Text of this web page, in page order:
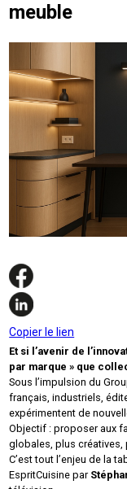
meuble
Copier le lien
Et si l’avenir de
par marque » que
Sous l’impulsion du
français, industriels,
expérimentent de
Objectif : proposer aux
globales, plus
C’est tout l’enjeu de la
EspritCuisine par